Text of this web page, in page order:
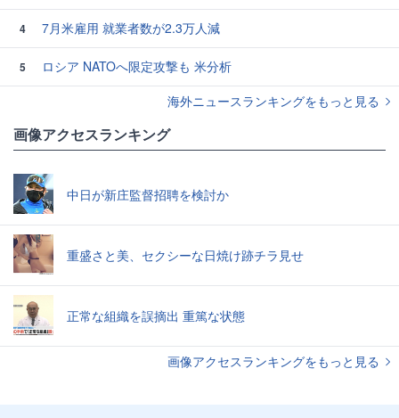
4 7月米雇用 就業者数が2.3万人減
5
ロシア NATOへ限定攻撃も 米分析
海外ニュースランキングをもっと見る
画像アクセスランキング
中日が新庄監督招聘を検討か
重盛さと美、セクシーな日焼け跡チラ見せ
正常な組織を誤摘出 重篤な状態
画像アクセスランキングをもっと見る